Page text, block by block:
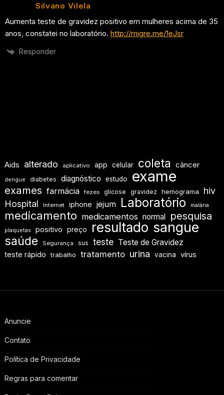
Silvano Vilela
Aumenta teste de gravidez positivo em mulheres acima de 35
anos, constatei no laboratório. http://migre.me/1eJsr
Responder
Aids alterado aplicativo app celular coleta câncer
dengue diabetes diagnóstico estudo exame
exames farmácia fezes glicose gravidez hemograma
hiv
Hospital
Internet iphone jejum Laboratório malária
medicamento medicamentos normal pesquisa
plaquetas positivo preço resultado sangue
saúde Segurança sus teste Teste de Gravidez
teste rápido trabalho tratamento urina vacina vírus
Anuncie
Contato
Política de Privacidade
Regras para comentar